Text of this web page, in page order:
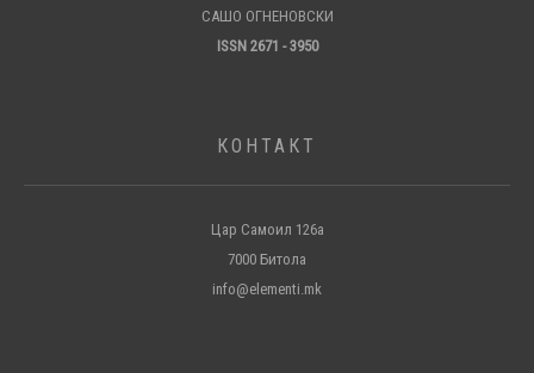
САШО ОГНЕНОВСКИ
ISSN 2671 - 3950
КОНТАКТ
Цар Самоил 126а
7000 Битола
info@elementi.mk